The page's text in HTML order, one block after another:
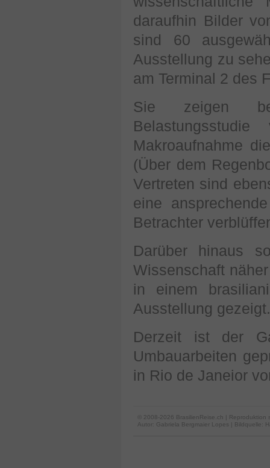
daraufhin Bilder
sind 60
Ausstellung zu
am Terminal 2 des
Sie zeigen
Makroaufnahme
(Über dem
Vertreten sind
eine
Betrachter
Darüber hinaus
Wissenschaft
in einem
Ausstellung
Derzeit ist der
Umbauarbeiten
in Rio de Janeior
© 2008-2026 BrasilienReise.ch | Reproduktion
Autor: Gabriela Bergmaier Lopes | Bildquelle: